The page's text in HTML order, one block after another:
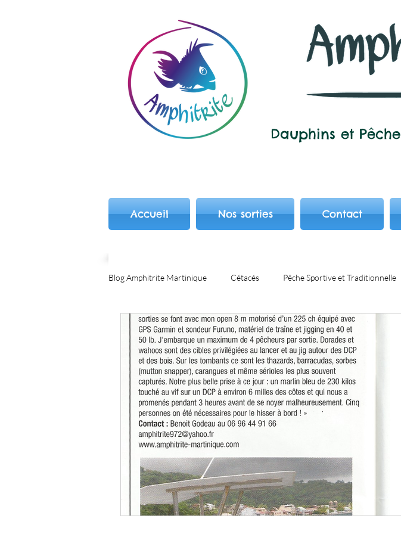
Dauphins et Pêche
Accueil Nos sorties Contact
Blog Amphitrite Martinique Cétacés Pêche Sportive et Traditionnelle